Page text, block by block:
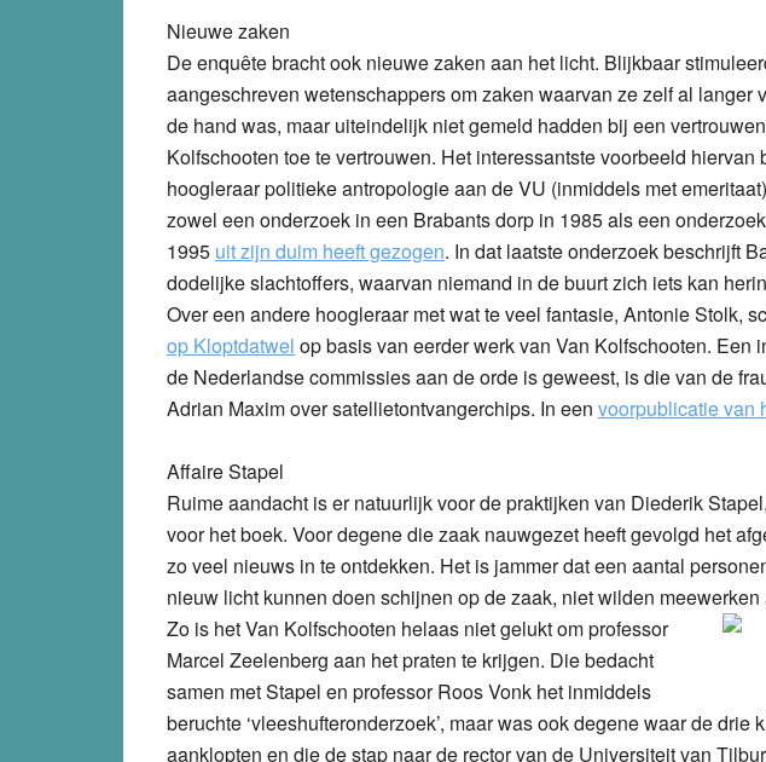
Nieuwe zaken
De enquête bracht ook nieuwe zaken aan het licht. Blijkbaar
aangeschreven wetenschappers om zaken waarvan ze zelf al langer
de hand was, maar uiteindelijk niet gemeld hadden bij een
Kolfschooten toe te vertrouwen. Het interessantste voorbeeld hiervan
hoogleraar politieke antropologie aan de VU (inmiddels met
zowel een onderzoek in een Brabants dorp in 1985 als een
1995 uit zijn duim heeft gezogen. In dat laatste onderzoek beschrijft
dodelijke slachtoffers, waarvan niemand in de buurt zich iets kan
Over een andere hoogleraar met wat te veel fantasie, Antonie Stolk,
op Kloptdatwel op basis van eerder werk van Van Kolfschooten. Een
de Nederlandse commissies aan de orde is geweest, is die van de
Adrian Maxim over satellietontvangerchips. In een voorpublicatie van
Affaire Stapel
Ruime aandacht is er natuurlijk voor de praktijken van Diederik
voor het boek. Voor degene die zaak nauwgezet heeft gevolgd het
zo veel nieuws in te ontdekken. Het is jammer dat een aantal
nieuw licht kunnen doen schijnen op de zaak, niet wilden meewerken
Zo is het Van Kolfschooten helaas niet gelukt om professor
Marcel Zeelenberg aan het praten te krijgen. Die bedacht
samen met Stapel en professor Roos Vonk het inmiddels
beruchte ‘vleeshufteronderzoek’, maar was ook degene waar de
aanklopten en die de stap naar de rector van de Universiteit van